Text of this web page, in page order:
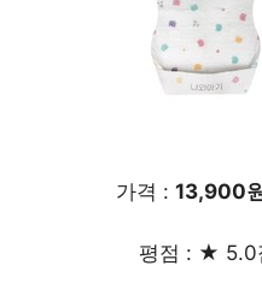
가격 : 13,900
평점 : ★ 5.0